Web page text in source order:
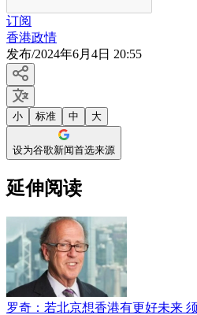
订阅
香港政情
发布/2024年6月4日 20:55
小 标准 中 大
设为谷歌新闻首选来源
延伸阅读
罗奇：若北京想香港有更好未来